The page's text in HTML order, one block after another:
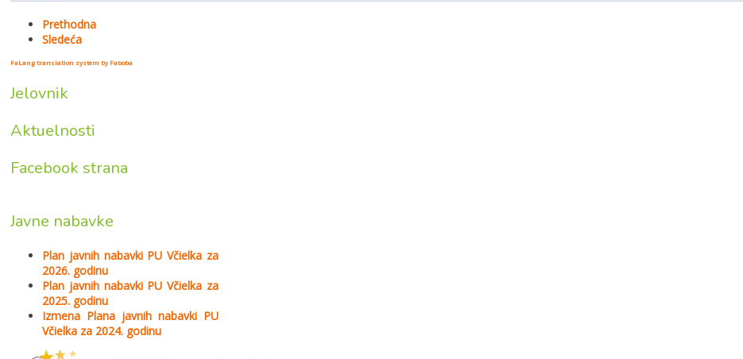
Prethodna
Sledeća
FaLang translation system by Faboba
Jelovnik
Aktuelnosti
Facebook strana
Javne nabavke
Plan javnih nabavki PU Včielka za
2026. godinu
Plan javnih nabavki PU Včielka za
2025. godinu
Izmena Plana javnih nabavki PU
Včielka za 2024. godinu